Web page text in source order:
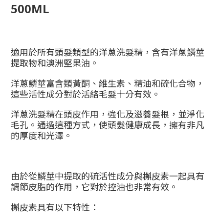
500ML
適用於所有頭髮類型的洋蔥洗髮精，含有洋蔥鱗莖
提取物和澳洲堅果油。
洋蔥鱗莖富含類黃酮、維生素、精油和硫化合物，
這些活性成分對於活絡毛髮十分有效。
洋蔥洗髮精在頭皮作用，強化及滋養髮根，並淨化
毛孔。通過這種方式，使頭髮健康成長，擁有非凡
的厚度和光澤。
由於從鱗莖中提取的硫活性成分與槲皮素一起具有
調節皮脂的作用，它對於控油也非常有效。
槲皮素具有以下特性：